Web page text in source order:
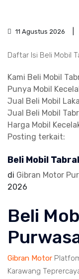
11 Agustus 2026
Daftar Isi Beli Mobil
Kami Beli Mobil
Punya Mobil
Jual Beli Mobil
Jual Beli Mobil
Harga Mobil
Posting terkait:
Beli Mobil
di Gibran Motor
2026
Beli
Gibran Motor
Karawang